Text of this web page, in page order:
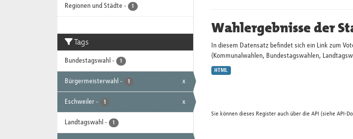
Regionen und Städte - 1
Tags
Bundestagswahl - 1
Bürgermeisterwahl - 1 x
Eschweiler - 1 x
Landtagswahl - 1
Wahlergebnisse der
In diesem Datensatz befindet sich ein Link zum
(Kommunalwahlen, Bundestagswahlen,
HTML
Sie können dieses Register auch über die API (siehe API-